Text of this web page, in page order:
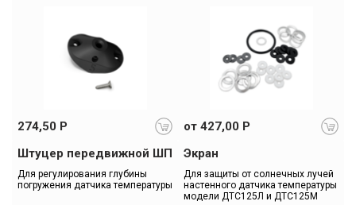
274,50 Р
от 427,00 Р
Штуцер передвижной ШП
Для регулирования глубины
погружения датчика температуры
Экран
Для защиты от солнечных лучей
настенного датчика температуры
модели ДТС125Л и ДТС125М